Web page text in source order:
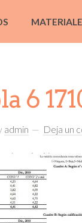
6
admin Deja un